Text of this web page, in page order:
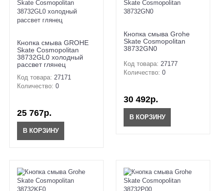
Кнопка смыва GROHE
Skate Cosmopolitan
38732GL0 холодный
рассвет глянец
Код товара: 27171
Количество: 0
25 767р.
В КОРЗИНУ
Кнопка смыва Grohe
Skate Cosmopolitan
38732GN0
Код товара: 27177
Количество: 0
30 492р.
В КОРЗИНУ